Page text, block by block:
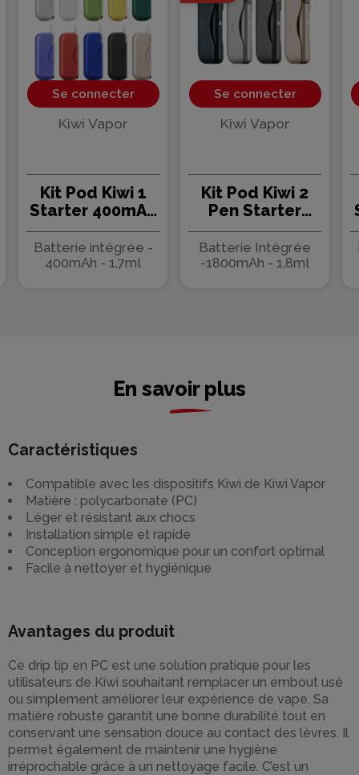
Se connecter
Kiwi Vapor
Kit Pod Kiwi 1
Starter 400mAh
- Kiwi Vapor
(avec
powerbank)
Batterie intégrée -
400mAh - 1,7ml
Se connecter
Kiwi Vapor
Kit Pod Kiwi 2
Pen Starter
400mAh - Kiwi
Vapor (avec
powerbank
Batterie Intégrée
-1800mAh - 1,8ml
En savoir plus
Caractéristiques
Compatible avec les dispositifs Kiwi de Kiwi Vapor
Matière : polycarbonate (PC)
Léger et résistant aux chocs
Installation simple et rapide
Conception ergonomique pour un confort optimal
Facile à nettoyer et hygiénique
Avantages du produit
Ce drip tip en PC est une solution pratique pour les
utilisateurs de Kiwi souhaitant remplacer un embout usé
ou simplement améliorer leur expérience de vape. Sa
matière robuste garantit une bonne durabilité tout en
conservant une sensation douce au contact des lèvres. Il
permet également de maintenir une hygiène
irréprochable grâce à un nettoyage facile. C’est un